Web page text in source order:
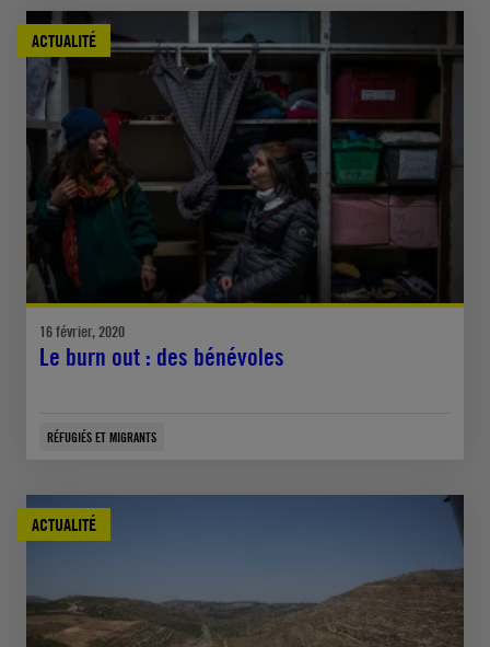
ACTUALITÉ
16 février, 2020
Le burn out : des bénévoles
RÉFUGIÉS ET MIGRANTS
ACTUALITÉ